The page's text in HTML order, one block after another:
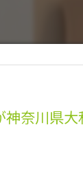
神奈川県